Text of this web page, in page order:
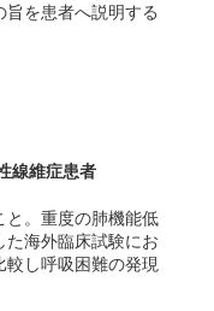
旨を患者へ説明する
線維症患者
と。重度の肺機能低
た海外臨床試験にお
し呼吸困難の発現